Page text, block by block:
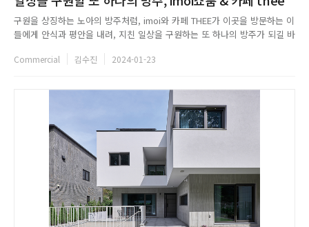
구원을 상징하는 노아의 방주처럼, imoi와 카페 THEE가 이곳을 방문하는 이
들에게 안식과 평안을 내려, 지친 일상을 구원하는 또 하나의 방주가 되길 바
549-5012INSTAGRAM. @aliveus__...
Commercial 김수진 2024-01-23